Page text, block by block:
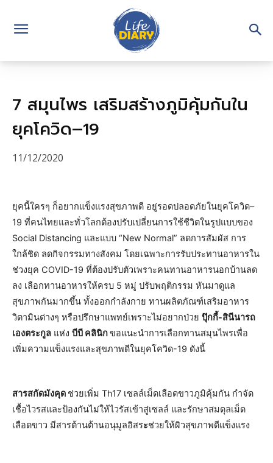
7 สมุนไพร เสริมสร้างภูมิคุ้มกันใน
ยุคโควิด–19
11/12/2020
ยุคนี้ใครๆ ก็อยากแข็งแรงสุขภาพดี อยู่รอดปลอดภัยในยุคโควิด–
19 ที่คนไทยและทั่วโลกต้องปรับเปลี่ยนการใช้ชีวิตในรูปแบบของ
Social Distancing และแบบ “New Normal” ลดการสัมผัส การ
ใกล้ชิด ลดกิจกรรมทางสังคม โดยเฉพาะการรับประทานอาหารใน
ช่วงยุค COVID-19 ที่ต้องปรับตัวเพราะคนทานอาหารนอกบ้านลด
ลง เลือกทานอาหารให้ครบ 5 หมู่ ปรับพฤติกรรม หันมาดูแล
สุขภาพกันมากขึ้น ทั้งออกกำลังกาย ทานผลิตภัณฑ์เสริมอาหาร
วิตามินต่างๆ หรือปรึกษาแพทย์เพราะไม่อยากป่วย ปุ๊กกี้-สินีนารถ
เองตระกูล แห่ง บีบี คลินิกขอแนะนำการเลือกทานสมุนไพรเพื่อ
เพิ่มความแข็งแรงและสุขภาพดีในยุคโควิด-19 ดังนี้
สารสกัดมังคุด ช่วยเพิ่ม Th17 เซลล์เม็ดเลือดขาวภูมิคุ้มกัน กำจัด
เชื้อไวรสและป้องกันไม่ให้ไวรัสเข้าสู่เซลล์ และรักษาสมดุลเม็ด
เลือดขาว มีสารต้านต้านอนุมูลอิสระช่วยให้ผิวสุขภาพดีแข็งแรง